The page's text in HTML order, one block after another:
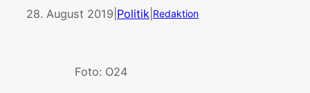
28. August 2019 Politik Redaktion
Foto: O24